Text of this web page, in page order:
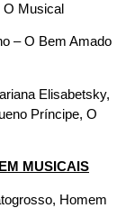
Musical
– O Bem Amado
Elisabetsky,
Príncipe, O
MUSICAIS
Homem